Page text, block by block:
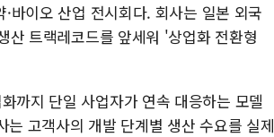
바이오 산업 전시회다. 회사는 일본 외국
산 트랙레코드를 앞세워 '상업화 전환형
까지 단일 사업자가 연속 대응하는 모델
고객사의 개발 단계별 생산 수요를 실제